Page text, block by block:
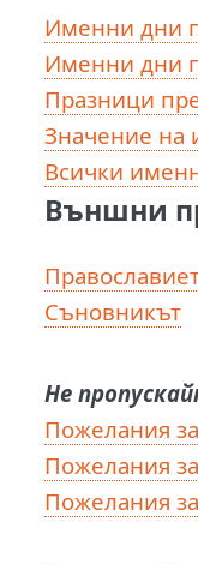
Именни дни
Именни дни
Празници
Значение на
Всички
Външни
Съновникът
Не
Пожелания
Пожелания
Пожелания